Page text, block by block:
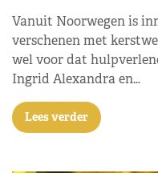
Vanuit Noorwegen is
verschenen met
wel voor dat
Ingrid Alexandra en…
Lees verder